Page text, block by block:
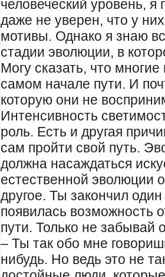
человеческий уровень, я
даже не уверен, что у
мотивы. Однако я знаю
стадии эволюции, в
Могу сказать, что
самом начале пути. И
которую они не
Интенсивность
роль. Есть и другая
сам пройти свой путь.
должна насаждаться
естественной эволюции
другое. Ты закончил
появилась возможность
пути. Только не забывай
– Ты так обо мне
нибудь. Но ведь это не